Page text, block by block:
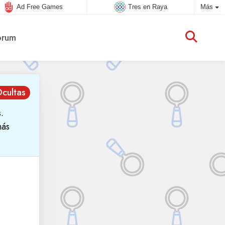
Ad Free Games Tres en Raya Más